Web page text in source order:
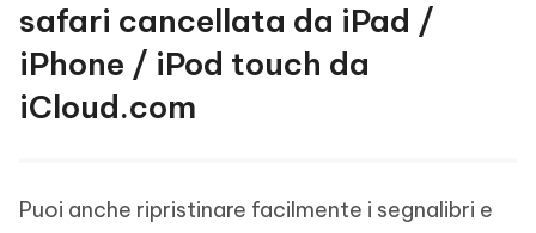
safari cancellata da iPad /
iPhone / iPod touch da
iCloud.com
Puoi anche ripristinare facilmente i segnalibri e